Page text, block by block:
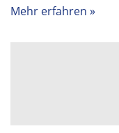
Mehr erfahren